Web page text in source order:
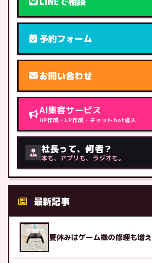
予約フォーム
お問い合わせ
AI集客サービス
HP作成・LP作成・チャットbot導入
社長って、何者？
本も、アプリも、ラジオも。
最新記事
夏休みはゲーム機の修理も増